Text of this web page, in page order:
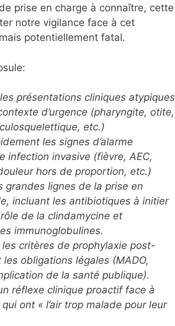
prise en charge à connaître, cette
notre vigilance face à cet
potentiellement fatal.
présentations cliniques atypiques
d’urgence (pharyngite, otite,
etc.)
les signes d’alarme
infection invasive (fièvre, AEC,
hors de proportion, etc.)
grandes lignes de la prise en
incluant les antibiotiques à initier
de la clindamycine et
immunoglobulines.
les critères de prophylaxie post-
les obligations légales (MADO,
de la santé publique).
réflexe clinique proactif face à
ont « l’air trop malade pour leur